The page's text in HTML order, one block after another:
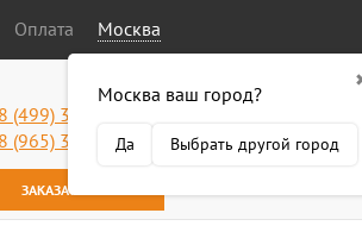
Оплата Москва
Москва ваш город?
Да Выбрать другой город
8 (499) 340-63-51
8 (965) 318-34-38
ЗАКАЗАТЬ ЗВОНОК
Работаем
Наша почта: